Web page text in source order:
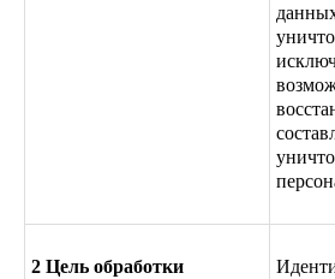
2 Цель обработки